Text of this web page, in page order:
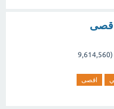
اقصى
(
9,614,560
اقصى